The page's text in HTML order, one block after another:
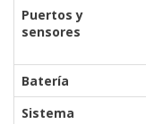
Puertos y
sensores
Batería
Sistema